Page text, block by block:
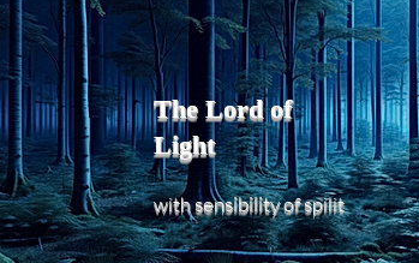
Vitality
Title: Death Affirmation as a
Generator of Mental Vitality
AbstractThis paper argues
that “death affirmation” is
fundamentally different from
the classical psychological
concept of “death
acceptance.”
The Lord of
Light
withsensibilityofspilit